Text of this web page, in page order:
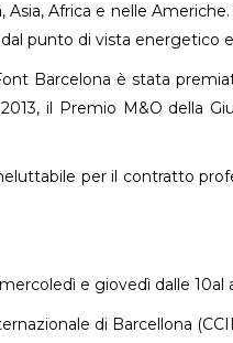
Asia, Africa e nelle
punto di vista energetico
Barcelona è stata
il Premio M&O della
per il contratto
e giovedì dalle 10al
di Barcellona